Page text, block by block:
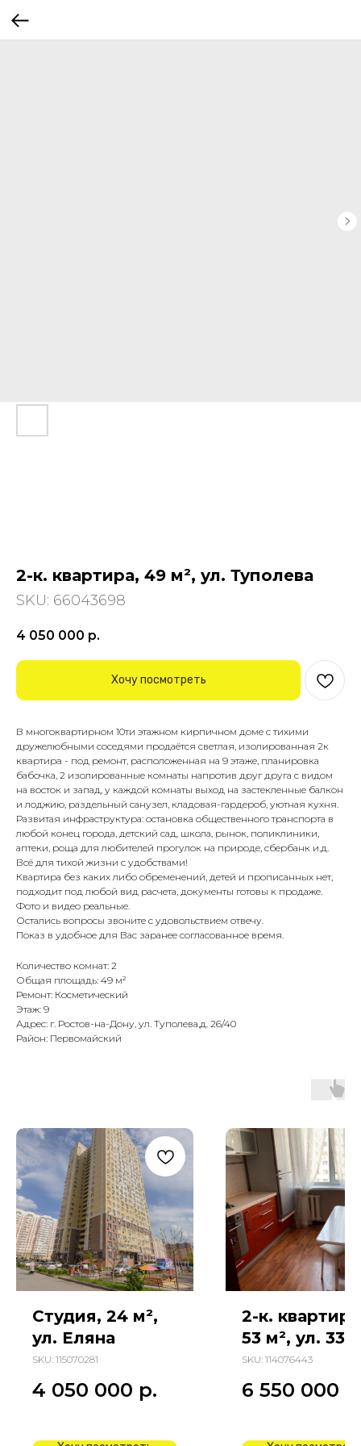
2-к. квартира, 49 м², ул. Туполева
SKU: 66043698
4 050 000 р.
Хочу посмотреть
В многоквартирном 10ти этажном кирпичном доме с тихими
дружелюбными соседями пpoдаётся светлая, изолированная 2к
квapтирa - под ремонт, расположенная на 9 этaжe, планировка
бабочка, 2 изолированные комнаты напротив друг друга с видом
на восток и запад, у каждой комнаты выход на застекленные балкон
и лоджию, раздельный санузел, кладовая-гардероб, уютная кухня.
Развитая инфраструктура: остановка общественного транспорта в
любой конец города, детский сад, школа, рынок, поликлиники,
аптеки, роща для любителей прогулок на природе, сбербанк и.д.
Всё для тихой жизни с удобствами!
Квартира без каких либо обременений, детей и прописанных нет,
подходит под любой вид расчета, документы готовы к продаже.
Фото и видео реальные.
Остались вопросы звоните с удовольствием отвечу.
Показ в удобное для Вас заранее согласованное время.
Количество комнат: 2
Общая площадь: 49 м²
Ремонт: Косметический
Этаж: 9
Адрес: г. Ростов-на-Дону, ул. Туполева,д. 26/40
Район: Первомайский
Студия, 24 м²,
ул. Еляна
SKU: 115070281
4 050 000 р.
2-к.
53 м², ул.
Стрелковой
Дивизии
SKU: 114076443
6 550 000